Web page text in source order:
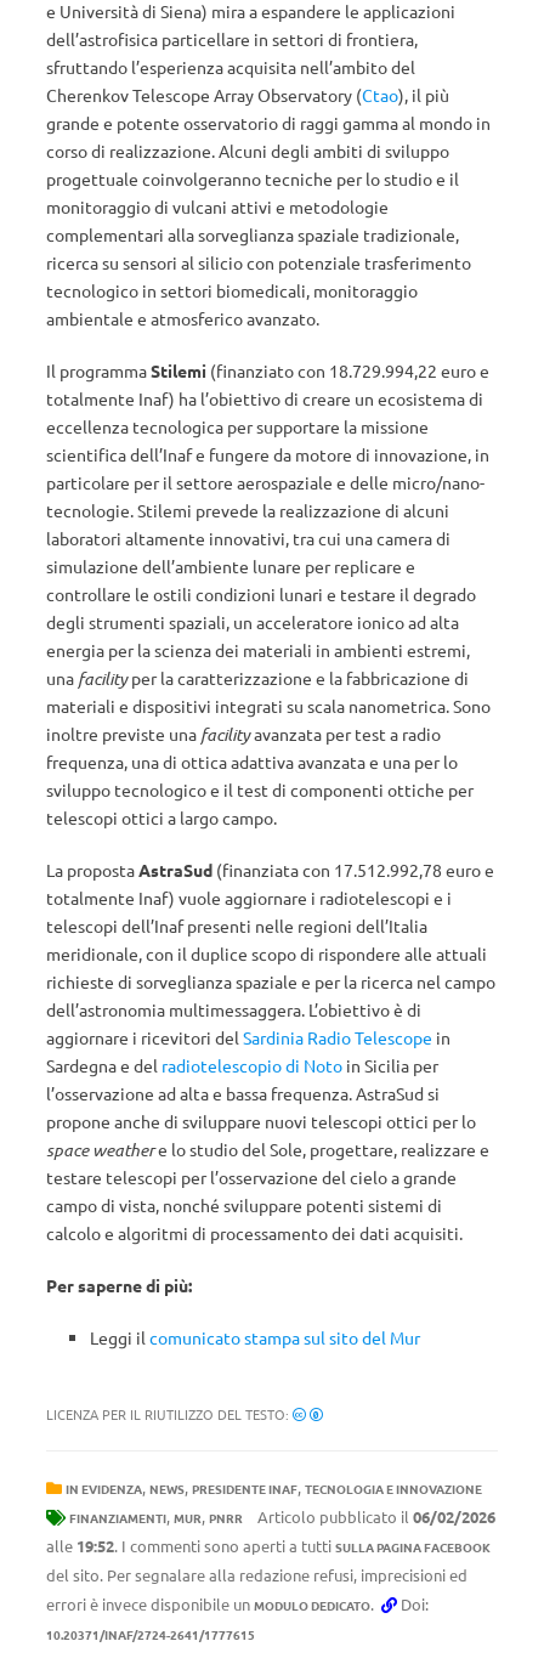
e Università di Siena) mira a espandere le applicazioni
dell’astrofisica particellare in settori di frontiera,
sfruttando l’esperienza acquisita nell’ambito del
Cherenkov Telescope Array Observatory (Ctao), il più
grande e potente osservatorio di raggi gamma al mondo in
corso di realizzazione. Alcuni degli ambiti di sviluppo
progettuale coinvolgeranno tecniche per lo studio e il
monitoraggio di vulcani attivi e metodologie
complementari alla sorveglianza spaziale tradizionale,
ricerca su sensori al silicio con potenziale trasferimento
tecnologico in settori biomedicali, monitoraggio
ambientale e atmosferico avanzato.
Il programmaStilemi (finanziato con 18.729.994,22 euro e
totalmente Inaf) ha l’obiettivo di creare un ecosistema di
eccellenza tecnologica per supportare la missione
scientifica dell’Inaf e fungere da motore di innovazione, in
particolare per il settore aerospaziale e delle micro/nano-
tecnologie. Stilemi prevede la realizzazione di alcuni
laboratori altamente innovativi, tra cui una camera di
simulazione dell’ambiente lunare per replicare e
controllare le ostili condizioni lunari e testare il degrado
degli strumenti spaziali, un acceleratore ionico ad alta
energia per la scienza dei materiali in ambienti estremi,
una facilityper la caratterizzazione e la fabbricazione di
materiali e dispositivi integrati su scala nanometrica. Sono
inoltre previste una facilityavanzata per test a radio
frequenza, una di ottica adattiva avanzata e una per lo
sviluppo tecnologico e il test di componenti ottiche per
telescopi ottici a largo campo.
La propostaAstraSud (finanziata con 17.512.992,78 euro e
totalmente Inaf) vuole aggiornare i radiotelescopi e i
telescopi dell’Inaf presenti nelle regioni dell’Italia
meridionale, con il duplice scopo di rispondere alle attuali
richieste di sorveglianza spaziale e per la ricerca nel campo
dell’astronomia multimessaggera. L’obiettivo è di
aggiornare i ricevitori del Sardinia Radio Telescope in
Sardegna e del radiotelescopio di Noto in Sicilia per
l’osservazione ad alta e bassa frequenza. AstraSud si
propone anche di sviluppare nuovi telescopi ottici per lo
space weathere lo studio del Sole, progettare, realizzare e
testare telescopi per l’osservazione del cielo a grande
campo di vista, nonché sviluppare potenti sistemi di
calcolo e algoritmi di processamento dei dati acquisiti.
Per saperne di più:
Leggi il comunicato stampa sul sito del Mur
LICENZA PER IL RIUTILIZZO DEL TESTO:
IN EVIDENZA, NEWS, PRESIDENTE INAF, TECNOLOGIA E INNOVAZIONE
FINANZIAMENTI, MUR, PNRR Articolo pubblicato il 06/02/2026
alle 19:52. I commenti sono aperti a tutti SULLA PAGINA FACEBOOK
del sito. Per segnalare alla redazione refusi, imprecisioni ed
errori è invece disponibile un MODULO DEDICATO. Doi:
10.20371/INAF/2724-2641/1777615